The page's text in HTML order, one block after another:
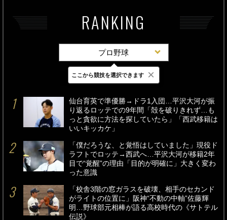
RANKING
プロ野球
最新 24時間 週間
仙台育英で準優勝→ドラ1入団…平沢大河が振
り返るロッテでの9年間「殻を破りきれず…も
っと貪欲に方法を探していたら」「西武移籍は
いいキッカケ」
「僕だろうな、と覚悟はしていました」現役ド
ラフトでロッテ→西武へ…平沢大河が移籍2年
目で“覚醒”の理由「目的が明確に」大きく変わ
った意識
「校舎3階の窓ガラスを破壊、相手のセカンド
がライトの位置に」阪神“不動の中軸”佐藤輝
明…野球部元相棒が語る高校時代の《サトテル
伝説》
ここから競技を選択できます ×